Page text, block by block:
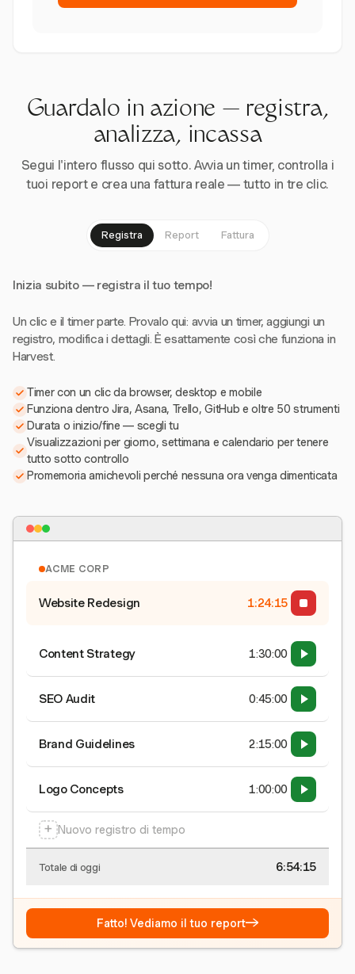
Guardalo in azione — registra,
analizza, incassa
Segui l'intero flusso qui sotto. Avvia un timer, controlla i
tuoi report e crea una fattura reale — tutto in tre clic.
Registra Report Fattura
Inizia subito — registra il tuo tempo!
Un clic e il timer parte. Provalo qui: avvia un timer, aggiungi un
registro, modifica i dettagli. È esattamente così che funziona in
Harvest.
Timer con un clic da browser, desktop e mobile
Funziona dentro Jira, Asana, Trello, GitHub e oltre 50 strumenti
Durata o inizio/fine — scegli tu
Visualizzazioni per giorno, settimana e calendario per tenere
tutto sotto controllo
Promemoria amichevoli perché nessuna ora venga dimenticata
ACME CORP
Website Redesign 1:24:15
Content Strategy 1:30:00
SEO Audit 0:45:00
Brand Guidelines 2:15:00
Logo Concepts 1:00:00
+ Nuovo registro di tempo
Totale di oggi 6:54:15
Fatto! Vediamo il tuo report→